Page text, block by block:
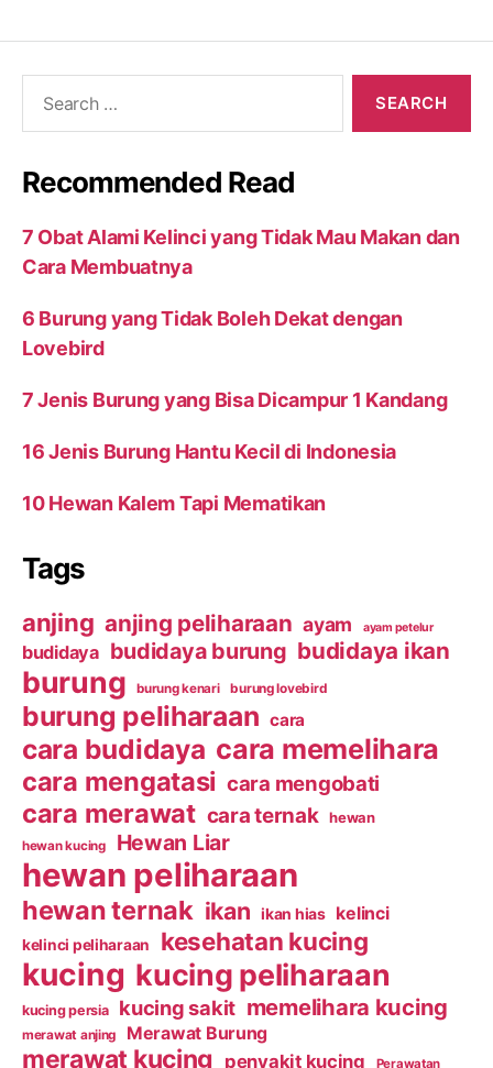
Recommended Read
7 Obat Alami Kelinci yang Tidak Mau Makan dan
Cara Membuatnya
6 Burung yang Tidak Boleh Dekat dengan
Lovebird
7 Jenis Burung yang Bisa Dicampur 1 Kandang
16 Jenis Burung Hantu Kecil di Indonesia
10 Hewan Kalem Tapi Mematikan
Tags
anjing anjing peliharaan ayam ayam petelur
budidaya budidaya burung budidaya ikan
burung burung kenari burung lovebird
burung peliharaan cara
cara budidaya cara memelihara
cara mengatasi cara mengobati
cara merawat cara ternak hewan
hewan kucing Hewan Liar
hewan peliharaan
hewan ternak ikan ikan hias kelinci
kelinci peliharaan kesehatan kucing
kucing kucing peliharaan
kucing persia kucing sakit memelihara kucing
merawat anjing Merawat Burung
merawat kucing penyakit kucing Perawatan